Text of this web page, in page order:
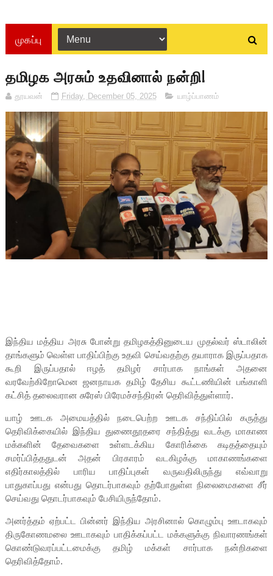
முகப்பு
தமிழக அரசும் உதவினால் நன்றி!
தூயவன் Friday, December 05, 2025 யாழ்ப்பாணம்
இந்திய மத்திய அரசு போன்று தமிழகத்தினுடைய முதல்வர் ஸ்டாலின்
தாங்களும் வெள்ள பாதிப்பிற்கு உதவி செய்வதற்கு தயாராக இருப்பதாக
கூறி இருப்பதால் ஈழத் தமிழர் சார்பாக நாங்கள் அதனை
வரவேற்கிறோமென ஜனநாயக தமிழ் தேசிய கூட்டணியின் பங்காளி
கட்சித் தலைவரான சுரேஸ் பிரேமச்சந்திரன் தெரிவித்துள்ளார்.
யாழ் ஊடக அமையத்தில் நடைபெற்ற ஊடக சந்திப்பில் கருத்து
தெரிவிக்கையில் இந்திய துணைதூதரை சந்தித்து வடக்கு மாகாண
மக்களின் தேவைகளை உள்ளடக்கிய கோரிக்கை கடிதத்தையும்
சமர்ப்பித்ததுடன் அதன் பிரகாரம் வடகிழக்கு மாகாணங்களை
எதிர்காலத்தில் பாரிய பாதிப்புகள் வருவதிலிருந்து எவ்வாறு
பாதுகாப்பது என்பது தொடர்பாகவும் தற்போதுள்ள நிலைமைகளை சீர்
செய்வது தொடர்பாகவும் பேசியிருந்தோம்.
அனர்த்தம் ஏற்பட்ட பின்னர் இந்திய அரசினால் கொழும்பு ஊடாகவும்
திருகோணமலை ஊடாகவும் பாதிக்கப்பட்ட மக்களுக்கு நிவாரணங்கள்
கொண்டுவரப்பட்டமைக்கு தமிழ் மக்கள் சார்பாக நன்றிகளை
தெரிவித்தோம்.